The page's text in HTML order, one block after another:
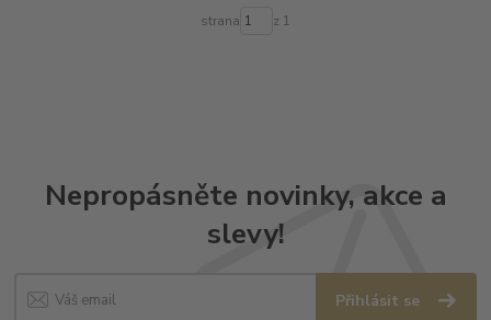
strana z 1
Nepropásněte novinky, akce a
slevy!
Přihlásit se